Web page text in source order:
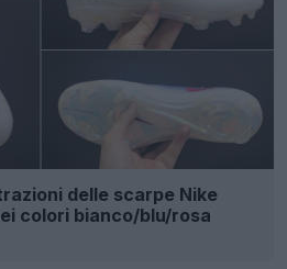
delle scarpe Nike
colori bianco/blu/rosa